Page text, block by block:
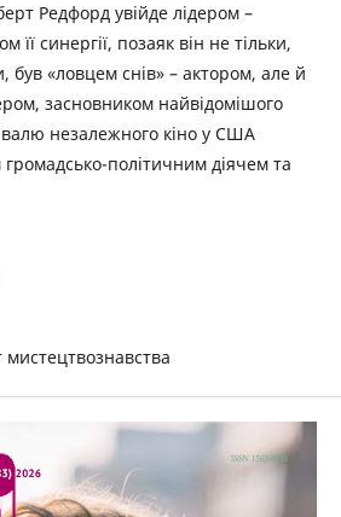
Редфорд увійде лідером –
її синергії, позаяк він не тільки,
«ловцем снів» – актором, але й
засновником найвідомішого
незалежного кіно у США
політичним діячем та